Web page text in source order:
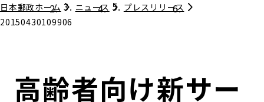
グループ情報トップ
コンプライアンス
株主・投資家情報トップ
個人投資家のみなさまへ
ニューストップ
サステナビリティトップ
担当役員メッセージ
採用情報トップ
日本郵政ホーム ニュース
プレスリリース
20150430109906
高齢者向け新サー